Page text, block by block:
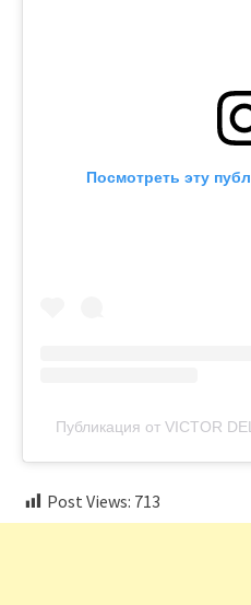
Посмотреть эту
Публикация от VICTOR
Post Views: 713